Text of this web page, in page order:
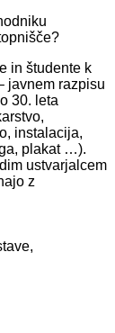
in študente k
javnem razpisu
30. leta
instalacija,
plakat …).
ustvarjalcem
z